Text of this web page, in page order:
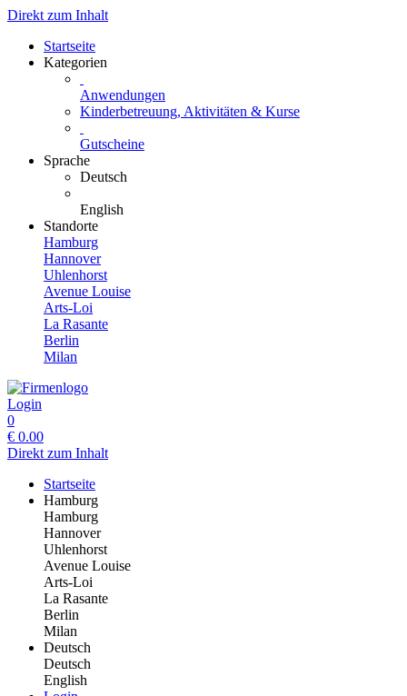
Direkt zum Inhalt
Startseite
Kategorien
Anwendungen
Kinderbetreuung, Aktivitäten & Kurse
Gutscheine
Sprache
Deutsch
English
Standorte
Hamburg
Hannover
Uhlenhorst
Avenue Louise
Arts-Loi
La Rasante
Berlin
Milan
Login
0
€ 0.00
Direkt zum Inhalt
Startseite
Hamburg
Hamburg
Hannover
Uhlenhorst
Avenue Louise
Arts-Loi
La Rasante
Berlin
Milan
Deutsch
Deutsch
English